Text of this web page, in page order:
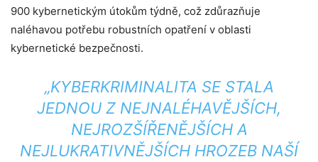
900 kybernetickým útokům týdně, což zdůrazňuje
naléhavou potřebu robustních opatření v oblasti
kybernetické bezpečnosti.
„KYBERKRIMINALITA SE STALA
JEDNOU Z NEJNALÉHAVĚJŠÍCH,
NEJROZŠÍŘENĚJŠÍCH A
NEJLUKRATIVNĚJŠÍCH HROZEB NAŠÍ